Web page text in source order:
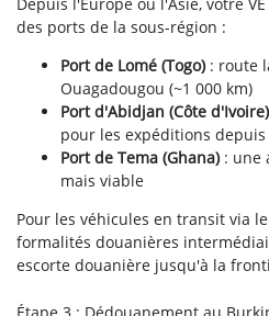
des ports de la sous-région :
Port de Lomé (Togo): route
Ouagadougou (~1 000 km)
Port d'Abidjan (Côte d'Ivoire)
pour les expéditions depuis
Port de Tema (Ghana): une
mais viable
Pour les véhicules en transit via
formalités douanières
escorte douanière jusqu'à la